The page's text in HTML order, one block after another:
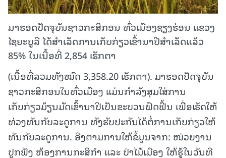
ມາຮອດປັດຈຸບັນຊາວກະສິກອນ ທົ່ວເມືອງຊຽງຮ່ອນ ແຂວງ
ໄຊຍະບູລີ ໄດ້ສໍາເລັດການເກັບກ່ຽວເຂົ້ານາປີສຳເລັດແລ້ວ
85% ໃນເນື້ອທີ່ 2,854 ເຮັກຕາ
(ເນື້ອທີ່ລວມທັງໝົດ 3,358.20 ເຮັກຕາ). ມາຮອດປັດຈຸບັນ
ຊາວກະສິກອນໃນທົ່ວເມືອງ ແມ່ນກໍາລັງສຸມໃສ່ການ
ເກັບກ່ຽວມ້ຽນມັດເຂົ້ານາປີເປັນຂະບວນຟົດຟື້ນ ເພື່ອເຮັດໃຫ້
ທ່ວງທັນກັບລະດູການ ທັງຮັບປະກັນໄດ້ຕໍ່ການເກັບກ່ຽວໃຫ້
ທັນກັບລະດູການ. ອີງຕາມການໃຫ້ຂໍ້ມູນຈາກ: ໜ່ວຍງານ
ປູກຟັງ ຫ້ອງການກະສິກຳ ແລະ ປ່າໄມ້ເມືອງ ໃຫ້ຮູ້ໃນວັນທີ